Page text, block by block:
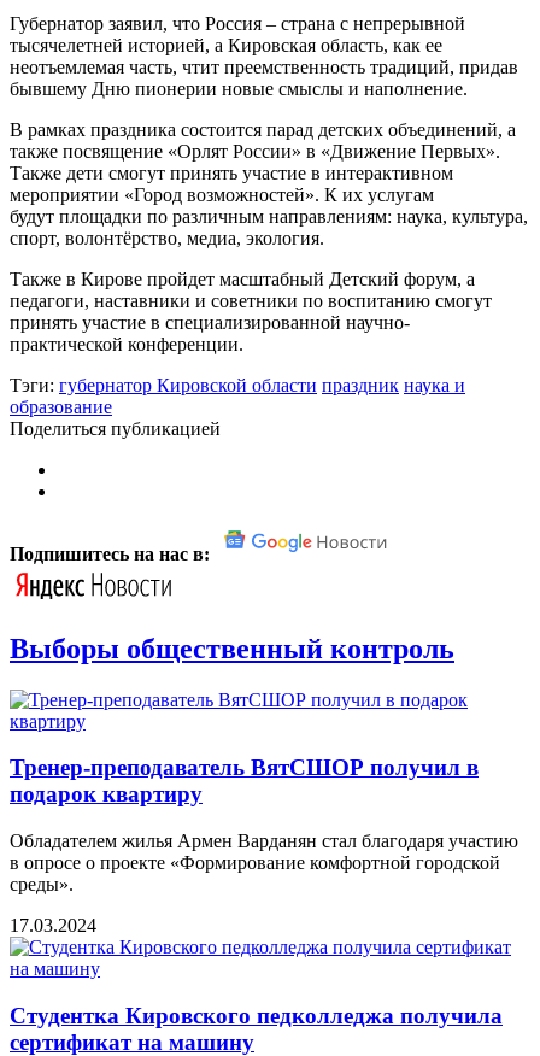
Губернатор заявил, что Россия – страна с непрерывной
тысячелетней историей, а Кировская область, как ее
неотъемлемая часть, чтит преемственность традиций, придав
бывшему Дню пионерии новые смыслы и наполнение.
В рамках праздника состоится парад детских объединений, а
также посвящение «Орлят России» в «Движение Первых».
Также дети смогут принять участие в интерактивном
мероприятии «Город возможностей». К их услугам
будут площадки по различным направлениям: наука, культура,
спорт, волонтёрство, медиа, экология.
Также в Кирове пройдет масштабный Детский форум, а
педагоги, наставники и советники по воспитанию смогут
принять участие в специализированной научно-
практической конференции.
Тэги: губернатор Кировской области праздник наука и
образование
Поделиться публикацией
Подпишитесь на нас в:
Выборы общественный контроль
Тренер-преподаватель ВятСШОР получил в
подарок квартиру
Обладателем жилья Армен Варданян стал благодаря участию
в опросе о проекте «Формирование комфортной городской
среды».
17.03.2024
Студентка Кировского педколледжа получила
сертификат на машину